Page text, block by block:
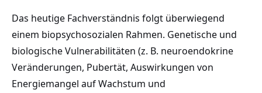
Das heutige Fachverständnis folgt überwiegend
einem biopsychosozialen Rahmen. Genetische und
biologische Vulnerabilitäten (z. B. neuroendokrine
Veränderungen, Pubertät, Auswirkungen von
Energiemangel auf Wachstum und